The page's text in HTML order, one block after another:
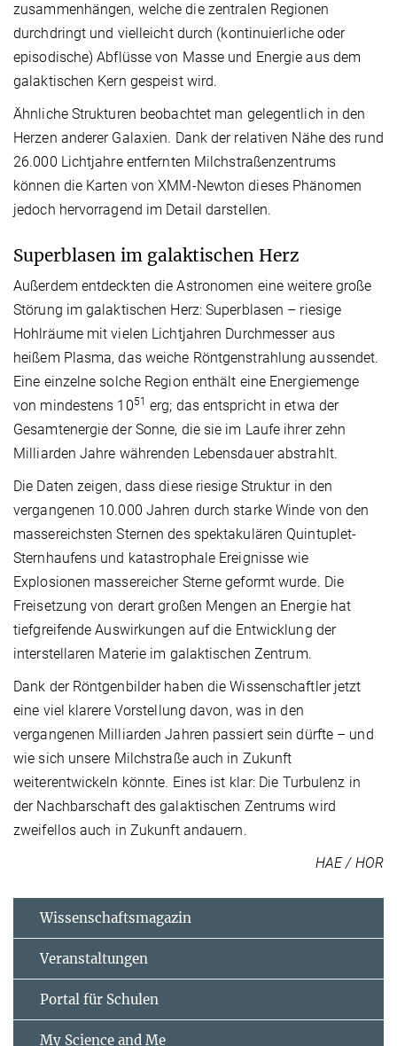
zusammenhängen, welche die zentralen Regionen
durchdringt und vielleicht durch (kontinuierliche oder
episodische) Abflüsse von Masse und Energie aus dem
galaktischen Kern gespeist wird.
Ähnliche Strukturen beobachtet man gelegentlich in den
Herzen anderer Galaxien. Dank der relativen Nähe des rund
26.000 Lichtjahre entfernten Milchstraßenzentrums
können die Karten von XMM-Newton dieses Phänomen
jedoch hervorragend im Detail darstellen.
Superblasen im galaktischen Herz
Außerdem entdeckten die Astronomen eine weitere große
Störung im galaktischen Herz: Superblasen – riesige
Hohlräume mit vielen Lichtjahren Durchmesser aus
heißem Plasma, das weiche Röntgenstrahlung aussendet.
Eine einzelne solche Region enthält eine Energiemenge
von mindestens 1051 erg; das entspricht in etwa der
Gesamtenergie der Sonne, die sie im Laufe ihrer zehn
Milliarden Jahre währenden Lebensdauer abstrahlt.
Die Daten zeigen, dass diese riesige Struktur in den
vergangenen 10.000 Jahren durch starke Winde von den
massereichsten Sternen des spektakulären Quintuplet-
Sternhaufens und katastrophale Ereignisse wie
Explosionen massereicher Sterne geformt wurde. Die
Freisetzung von derart großen Mengen an Energie hat
tiefgreifende Auswirkungen auf die Entwicklung der
interstellaren Materie im galaktischen Zentrum.
Dank der Röntgenbilder haben die Wissenschaftler jetzt
eine viel klarere Vorstellung davon, was in den
vergangenen Milliarden Jahren passiert sein dürfte – und
wie sich unsere Milchstraße auch in Zukunft
weiterentwickeln könnte. Eines ist klar: Die Turbulenz in
der Nachbarschaft des galaktischen Zentrums wird
zweifellos auch in Zukunft andauern.
HAE / HOR
Wissenschaftsmagazin
Veranstaltungen
Portal für Schulen
My Science and Me